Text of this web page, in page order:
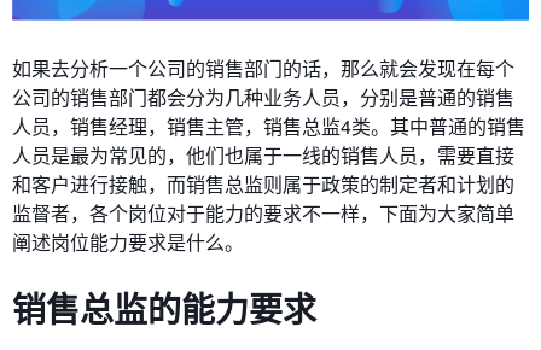
如果去分析一个公司的销售部门的话，那么就会发现在每个
公司的销售部门都会分为几种业务人员，分别是普通的销售
人员，销售经理，销售主管，销售总监4类。其中普通的销售
人员是最为常见的，他们也属于一线的销售人员，需要直接
和客户进行接触，而销售总监则属于政策的制定者和计划的
监督者，各个岗位对于能力的要求不一样，下面为大家简单
阐述岗位能力要求是什么。
销售总监的能力要求